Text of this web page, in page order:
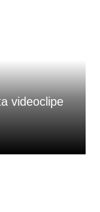
videoclipe